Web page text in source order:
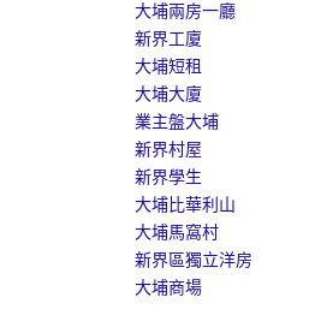
大埔兩房一廳
新界工廈
大埔短租
大埔大廈
業主盤大埔
新界村屋
新界學生
大埔比華利山
大埔馬窩村
新界區獨立洋房
大埔商場